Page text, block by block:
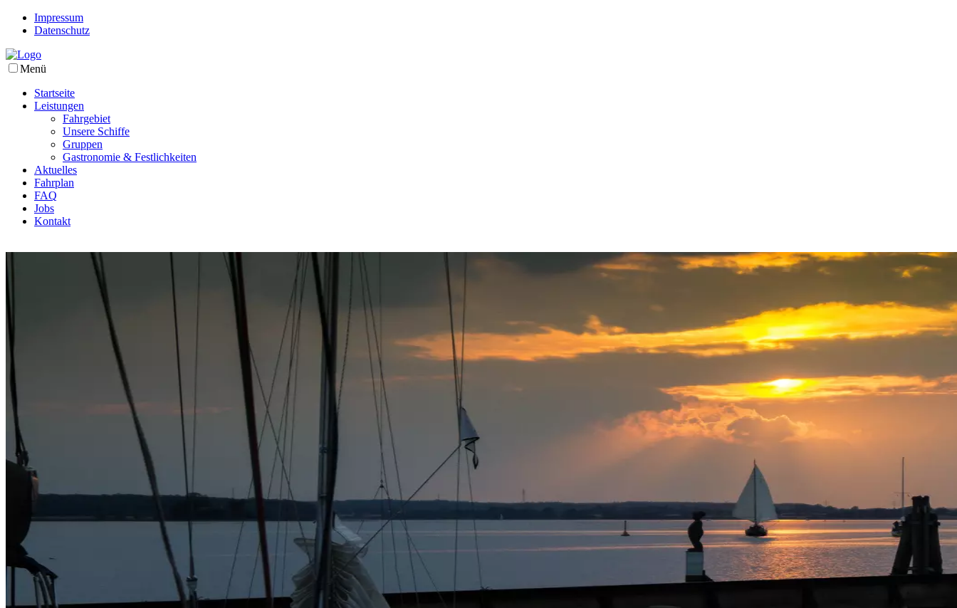
Impressum
Datenschutz
Menü
Startseite
Leistungen
Fahrgebiet
Unsere Schiffe
Gruppen
Gastronomie & Festlichkeiten
Aktuelles
Fahrplan
FAQ
Jobs
Kontakt